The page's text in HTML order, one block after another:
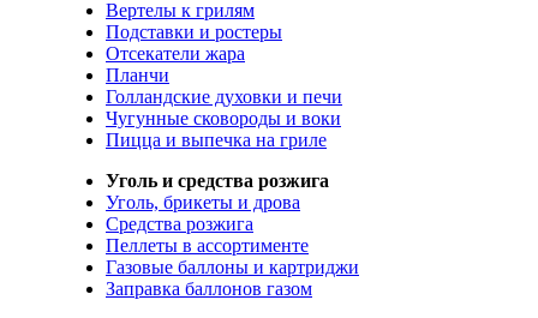
Вертелы к грилям
Подставки и ростеры
Отсекатели жара
Планчи
Голландские духовки и печи
Чугунные сковороды и воки
Пицца и выпечка на гриле
Уголь и средства розжига
Уголь, брикеты и дрова
Средства розжига
Пеллеты в ассортименте
Газовые баллоны и картриджи
Заправка баллонов газом